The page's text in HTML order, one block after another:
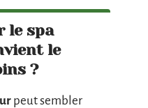
le spa
le
?
peut sembler